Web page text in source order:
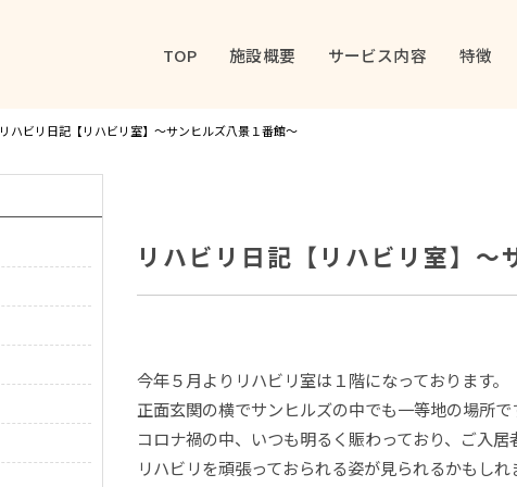
TOP 施設概要 サービス内容 特徴
リハビリ日記【リハビリ室】～サンヒルズ八景１番館～
リハビリ日記【リハビリ室】～
今年５月よりリハビリ室は１階になっております。
正面玄関の横でサンヒルズの中でも一等地の場所で
コロナ禍の中、いつも明るく賑わっており、ご入居
リハビリを頑張っておられる姿が見られるかもしれ